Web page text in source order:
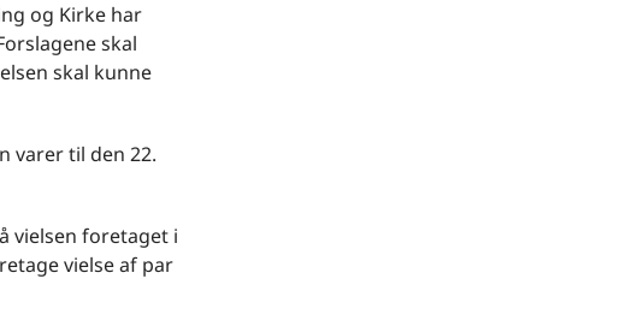
og Kirke har
skal
skal kunne
varer til den 22.
vielsen foretaget i
vielse af par